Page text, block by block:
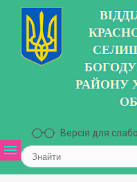
РАЙОНУ
Версія для